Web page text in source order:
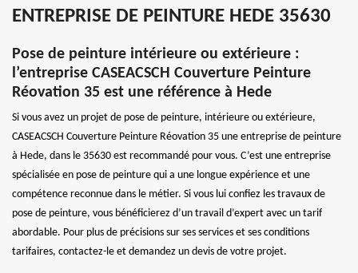
ENTREPRISE DE PEINTURE HEDE 35630
Pose de peinture intérieure ou extérieure :
l’entreprise CASEACSCH Couverture Peinture
Réovation 35 est une référence à Hede
Si vous avez un projet de pose de peinture, intérieure ou extérieure,
CASEACSCH Couverture Peinture Réovation 35 une entreprise de peinture
à Hede, dans le 35630 est recommandé pour vous. C’est une entreprise
spécialisée en pose de peinture qui a une longue expérience et une
compétence reconnue dans le métier. Si vous lui confiez les travaux de
pose de peinture, vous bénéficierez d’un travail d’expert avec un tarif
abordable. Pour plus de précisions sur ses services et ses conditions
tarifaires, contactez-le et demandez un devis de votre projet.